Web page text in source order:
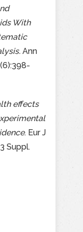
With
Ann
effects
. Eur J
Suppl.